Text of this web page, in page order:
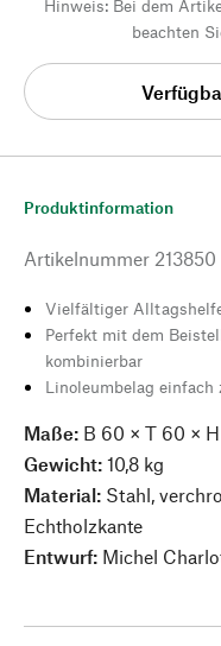
Hinweis: Bei dem
beachten
Produktinformation
Artikelnummer 213850
Vielfältiger
Perfekt mit dem
kombinierbar
Linoleumbelag einfach
Maße: B 60 × T 60 ×
Gewicht: 10,8 kg
Material: Stahl,
Echtholzkante
Entwurf: Michel